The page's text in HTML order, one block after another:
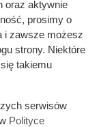
oraz aktywnie
prosimy o
i zawsze możesz
strony. Niektóre
takiemu
serwisów
Polityce